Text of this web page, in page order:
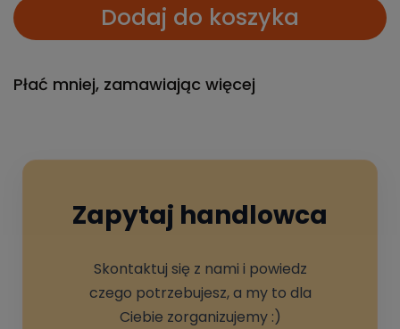
Dodaj do koszyka
Płać mniej, zamawiając więcej
Zapytaj handlowca
Skontaktuj się z nami i powiedz
czego potrzebujesz, a my to dla
Ciebie zorganizujemy :)